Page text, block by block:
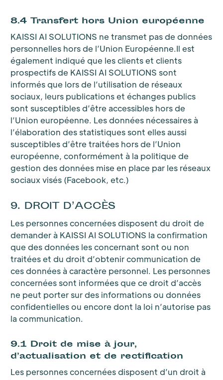
8.4 Transfert hors Union européenne
KAISSI AI SOLUTIONS ne transmet pas de données
personnelles hors de l’Union Européenne.Il est
également indiqué que les clients et clients
prospectifs de KAISSI AI SOLUTIONS sont
informés que lors de l’utilisation de réseaux
sociaux, leurs publications et échanges publics
sont susceptibles d’être accessibles hors de
l’Union européenne. Les données nécessaires à
l’élaboration des statistiques sont elles aussi
susceptibles d’être traitées hors de l’Union
européenne, conformément à la politique de
gestion des données mise en place par les réseaux
sociaux visés (Facebook, etc.)
9. DROIT D’ACCÈS
Les personnes concernées disposent du droit de
demander à KAISSI AI SOLUTIONS la confirmation
que des données les concernant sont ou non
traitées et du droit d’obtenir communication de
ces données à caractère personnel. Les personnes
concernées sont informées que ce droit d’accès
ne peut porter sur des informations ou données
confidentielles ou encore dont la loi n’autorise pas
la communication.
9.1 Droit de mise à jour,
d’actualisation et de rectification
Les personnes concernées disposent d’un droit à